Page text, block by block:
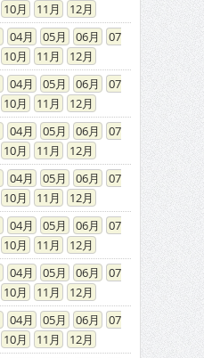
10 11
12
04 05 06
07
10 11
12
04 05 06
07
10 11
12
04 05 06
07
10 11
12
04 05 06
07
10 11
12
04 05 06
07
10 11
12
04 05 06
07
10 11
12
04 05 06
07
10 11
12